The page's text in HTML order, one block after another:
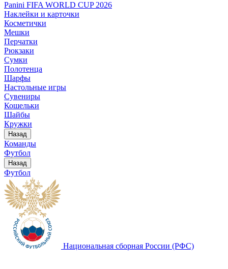
Panini FIFA WORLD CUP 2026
Наклейки и карточки
Косметички
Мешки
Перчатки
Рюкзаки
Сумки
Полотенца
Шарфы
Настольные игры
Сувениры
Кошельки
Шайбы
Кружки
Назад
Команды
Футбол
Назад
Футбол
Национальная сборная России (РФС)